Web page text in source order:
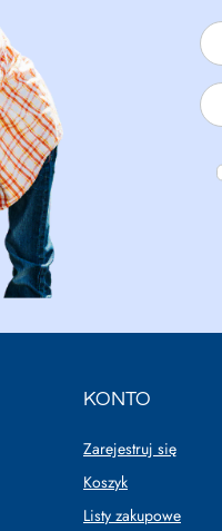
KONTO
Zarejestruj się
Koszyk
Listy zakupowe